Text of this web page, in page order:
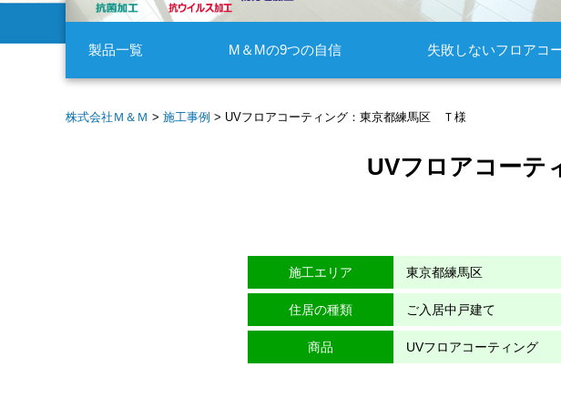
製品一覧 M＆Mの9つの自信 失敗しないフロアコ
株式会社Ｍ＆Ｍ > 施工事例 > UVフロアコーティング：東京都練馬区 Ｔ様
UVフロアコーテ
施工エリア 東京都練馬区
住居の種類 ご入居中戸建て
商品 UVフロアコーティング